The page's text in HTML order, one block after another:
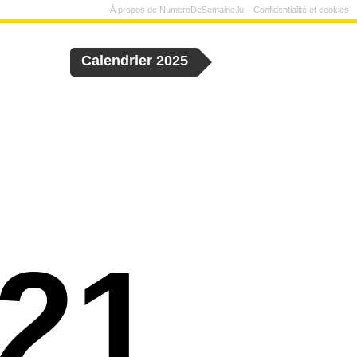
Calendrier 2025
À propos de NumeroDeSemaine.lu Confidentialité et cookies